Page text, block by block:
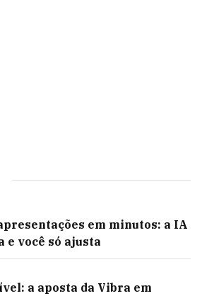
em minutos: a IA
e você só ajusta
a aposta da Vibra em